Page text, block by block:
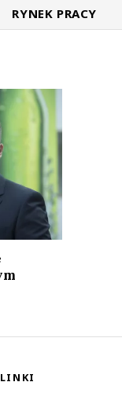
RYNEK PRACY